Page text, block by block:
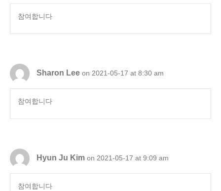
참여합니다
Sharon Lee on 2021-05-17 at 8:30 am
참여합니다
Hyun Ju Kim on 2021-05-17 at 9:09 am
참여합니다